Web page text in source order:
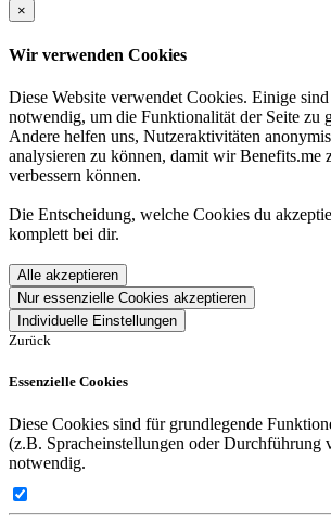
×
Wir verwenden Cookies
Diese Website verwendet Cookies. Einige
notwendig, um die Funktionalität der Seite zu
Andere helfen uns, Nutzeraktivitäten
analysieren zu können, damit wir Benefits.me
verbessern können.
Die Entscheidung, welche Cookies du
komplett bei dir.
Alle akzeptieren
Nur essenzielle Cookies akzeptieren
Individuelle Einstellungen
Zurück
Essenzielle Cookies
Diese Cookies sind für grundlegende
(z.B. Spracheinstellungen oder Durchführung
notwendig.